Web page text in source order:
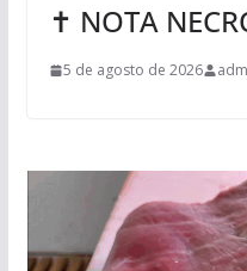
✝ NOTA
5 de agosto de 2026